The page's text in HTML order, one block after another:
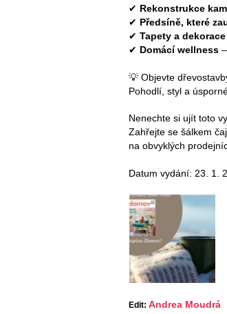
✔ Rekonstrukce
✔ Předsíně, které
✔ Tapety a
✔ Domácí wellness
💡 Objevte
Pohodlí, styl a
Nenechte si ujít toto
Zahřejte se šálkem
na obvyklých
Datum vydání: 23. 1.
Edit: Andrea Moudrá